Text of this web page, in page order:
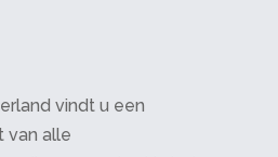
vindt u een
van alle